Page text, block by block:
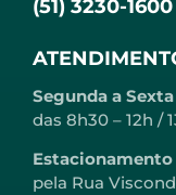
(51) 3230-1600
Segunda a Sexta
das 8h30 – 12h /
pela Rua